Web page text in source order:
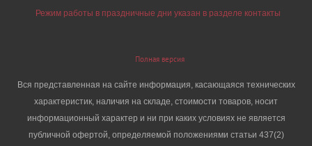
Режим работы в праздничные дни указан в разделе контакты
Полная версия
Вся представленная на сайте информация, касающаяся технических
характеристик, наличия на складе, стоимости товаров, носит
информационный характер и ни при каких условиях не является
публичной офертой, определяемой положениями статьи 437(2)